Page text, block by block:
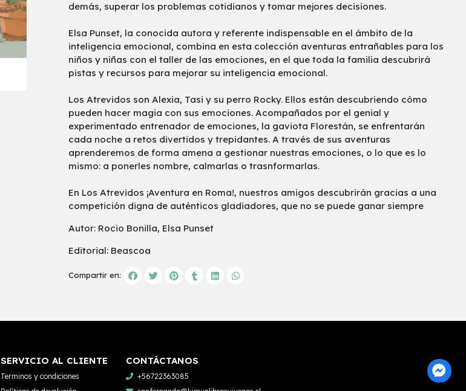
demás, superar los problemas cotidianos y tomar mejores decisiones.
Elsa Punset, la conocida autora y referente indispensable en el ámbito de la
inteligencia emocional, combina en esta colección aventuras entrañables para los
niños y niñas con el taller de las emociones, en el que toda la familia descubrirá
pistas y recursos para mejorar su inteligencia emocional.
Los Atrevidos son Alexia, Tasi y su perro Rocky. Ellos están descubriendo cómo
pueden hacer magia con sus emociones. Acompañados por el genial y
experimentado entrenador de emociones, la gaviota Florestán, se enfrentarán
cada noche a retos divertidos y trepidantes. A través de sus aventuras
aprenderemos de forma amena a gestionar nuestras emociones, o lo que es lo
mismo: a ponerles nombre, calmarlas o trasnformarlas.
En Los Atrevidos ¡Aventura en Roma!, nuestros amigos descubrirán gracias a una
competición digna de auténticos gladiadores, que no se puede ganar siempre
Autor: Rocio Bonilla, Elsa Punset
Editorial: Beascoa
Compartir en:
SERVICIO AL CLIENTE
Terminos y condiciones
CONTÁCTANOS
+56722363085